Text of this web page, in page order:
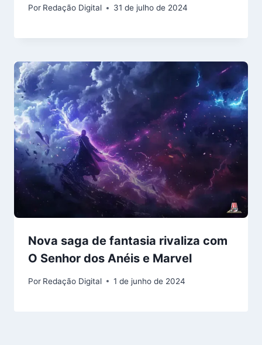
Por Redação Digital 31 de julho de 2024
Nova saga de fantasia rivaliza com
O Senhor dos Anéis e Marvel
Por Redação Digital 1 de junho de 2024